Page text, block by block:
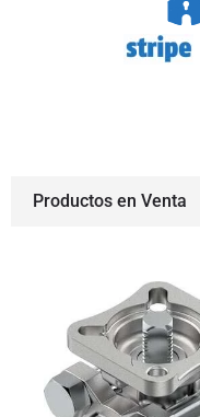
Productos en Venta